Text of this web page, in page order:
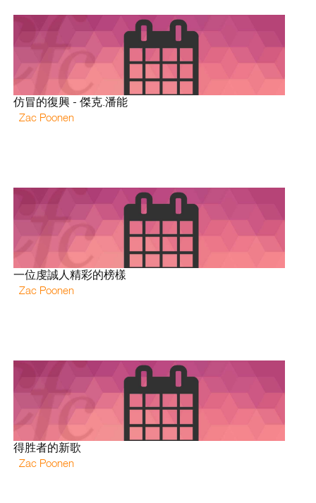
仿冒的復興 - 傑克.潘能
Zac Poonen
一位虔誠人精彩的榜樣
Zac Poonen
得胜者的新歌
Zac Poonen